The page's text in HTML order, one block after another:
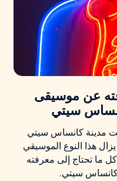
عن موسيقى
سيتي
مدينة كانساس سيتي
هذا النوع الموسيقي
كل ما تحتاج إلى معرفته
سيتي.